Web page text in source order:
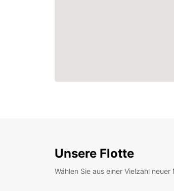
Unsere Flotte
Wählen Sie aus einer Vielzahl